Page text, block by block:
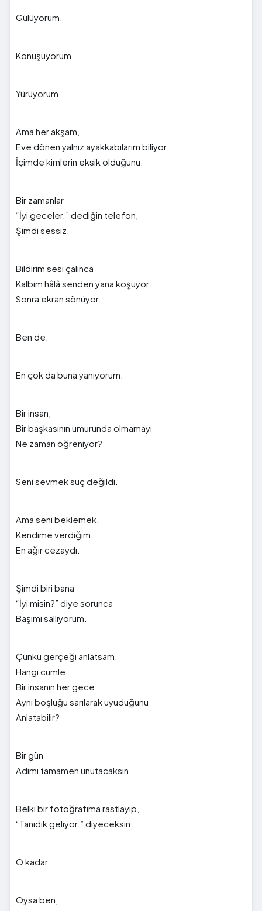
Gülüyorum.
Konuşuyorum.
Yürüyorum.
Ama her akşam,
Eve dönen yalnız ayakkabılarım biliyor
İçimde kimlerin eksik olduğunu.
Bir zamanlar
“İyi geceler.” dediğin telefon,
Şimdi sessiz.
Bildirim sesi çalınca
Kalbim hâlâ senden yana koşuyor.
Sonra ekran sönüyor.
Ben de.
En çok da buna yanıyorum.
Bir insan,
Bir başkasının umurunda olmamayı
Ne zaman öğreniyor?
Seni sevmek suç değildi.
Ama seni beklemek,
Kendime verdiğim
En ağır cezaydı.
Şimdi biri bana
“İyi misin?” diye sorunca
Başımı sallıyorum.
Çünkü gerçeği anlatsam,
Hangi cümle,
Bir insanın her gece
Aynı boşluğu sarılarak uyuduğunu
Anlatabilir?
Bir gün
Adımı tamamen unutacaksın.
Belki bir fotoğrafıma rastlayıp,
“Tanıdık geliyor.” diyeceksin.
O kadar.
Oysa ben,